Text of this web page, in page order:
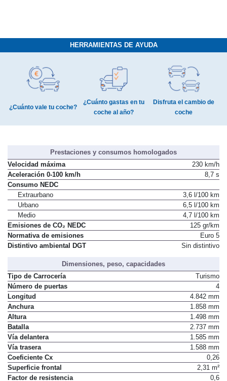
HERRAMIENTAS DE AYUDA
¿Cuánto gastas en tu
Disfruta el cambio de
Prestaciones y consumos homologados
Velocidad máxima
230 km/h
Aceleración 0-100 km/h
Consumo NEDC
Extraurbano
3,6 l/100 km
Urbano
6,5 l/100 km
Medio
4,7 l/100 km
Emisiones de CO₂ NEDC
125 gr/km
Normativa de emisiones
Euro 5
Dimensiones, peso, capacidades
Tipo de Carrocería
Turismo
Número de puertas
4
Longitud
4.842 mm
Anchura
1.858 mm
Altura
1.498 mm
Batalla
2.737 mm
Vía delantera
1.585 mm
Vía trasera
1.588 mm
Coeficiente Cx
0,26
Superficie frontal
2,31 m²